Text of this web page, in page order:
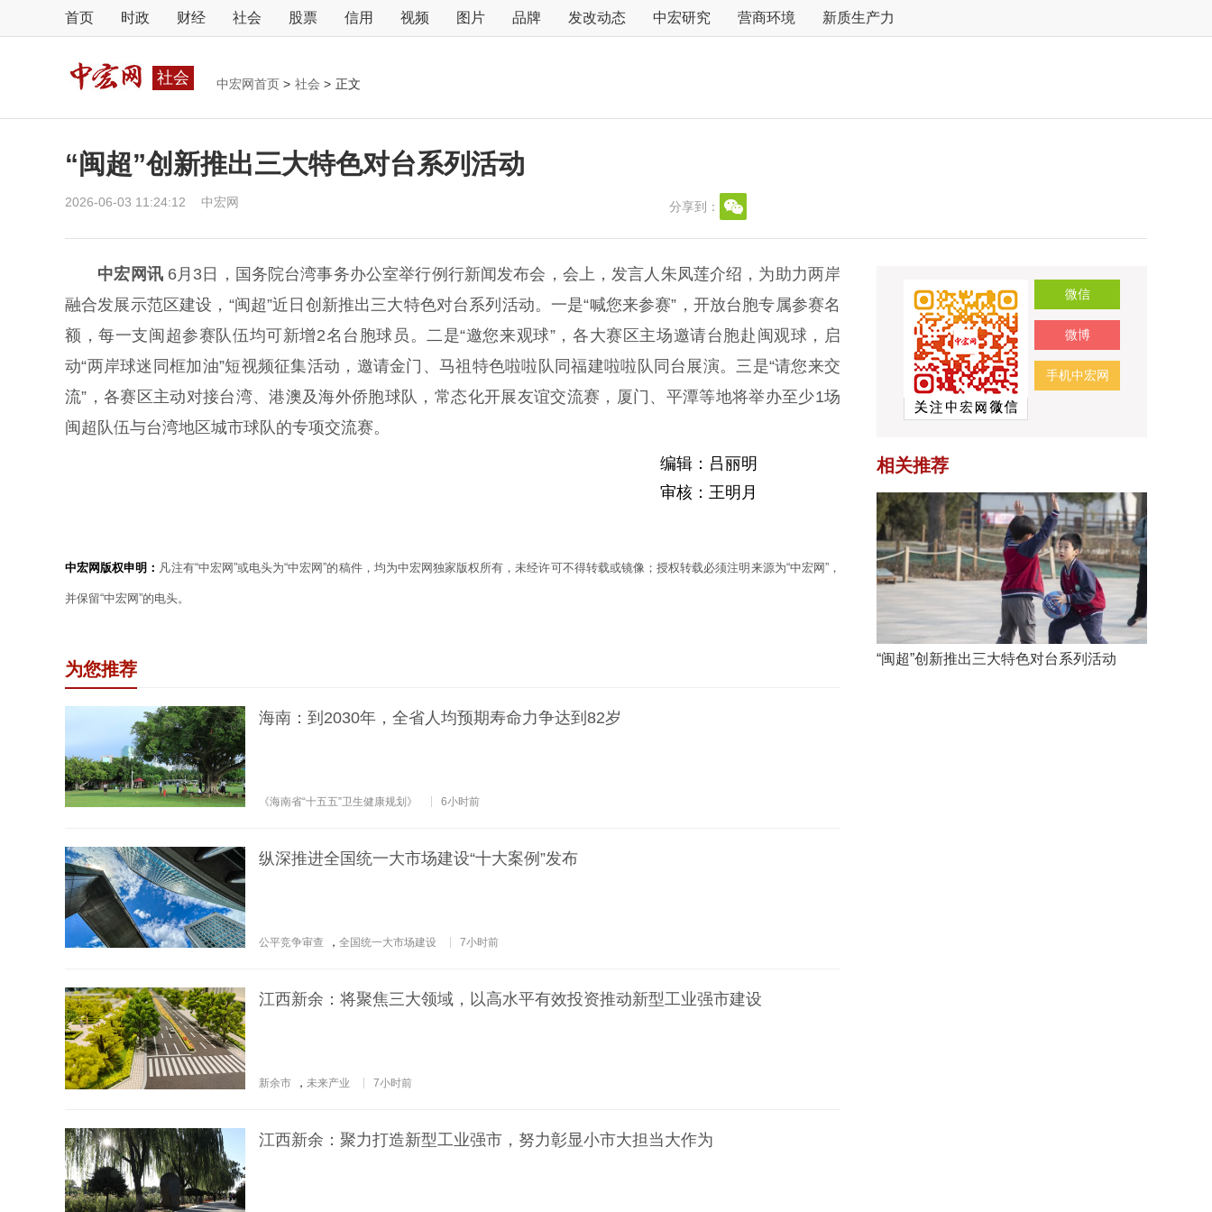
首页 时政 财经 社会 股票 信用 视频 图片 品牌 发改动态 中宏研究 营商环境 新质生产力
社会 中宏网首页 > 社会 > 正文
“闽超”创新推出三大特色对台系列活动
2026-06-03 11:24:12 中宏网 分享到：
中宏网讯6月3日，国务院台湾事务办公室举行例行新闻发布会，会上，发言人朱凤莲介绍，为助力两岸
融合发展示范区建设，“闽超”近日创新推出三大特色对台系列活动。一是“喊您来参赛”，开放台胞专属参赛名
额，每一支闽超参赛队伍均可新增2名台胞球员。二是“邀您来观球”，各大赛区主场邀请台胞赴闽观球，启
动“两岸球迷同框加油”短视频征集活动，邀请金门、马祖特色啦啦队同福建啦啦队同台展演。三是“请您来交
流”，各赛区主动对接台湾、港澳及海外侨胞球队，常态化开展友谊交流赛，厦门、平潭等地将举办至少1场
闽超队伍与台湾地区城市球队的专项交流赛。
编辑：吕丽明
审核：王明月
中宏网版权申明： 凡注有“中宏网”或电头为“中宏网”的稿件，均为中宏网独家版权所有，未经许可不得转载或镜像；授权转载必须注明来源为“中宏网”，
并保留“中宏网”的电头。
为您推荐
海南：到2030年，全省人均预期寿命力争达到82岁
《海南省“十五五”卫生健康规划》 6小时前
纵深推进全国统一大市场建设“十大案例”发布
公平竞争审查 ， 全国统一大市场建设 7小时前
江西新余：将聚焦三大领域，以高水平有效投资推动新型工业强市建设
新余市 ， 未来产业 7小时前
江西新余：聚力打造新型工业强市，努力彰显小市大担当大作为
微信
微博
手机中宏网
相关推荐
“闽超”创新推出三大特色对台系列活动